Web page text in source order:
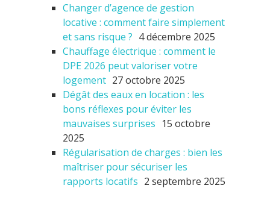
Changer d’agence de gestion
locative : comment faire simplement
et sans risque ? 4 décembre 2025
Chauffage électrique : comment le
DPE 2026 peut valoriser votre
logement 27 octobre 2025
Dégât des eaux en location : les
bons réflexes pour éviter les
mauvaises surprises 15 octobre
2025
Régularisation de charges : bien les
maîtriser pour sécuriser les
rapports locatifs 2 septembre 2025